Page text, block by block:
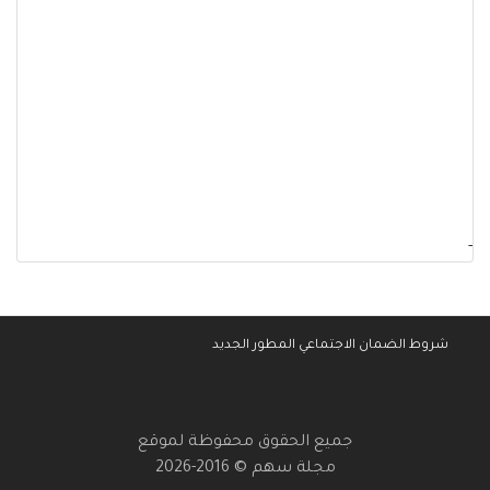
-
شروط الضمان الاجتماعي المطور الجديد
جميع الحقوق محفوظة لموقع
مجلة سهم © 2016-2026